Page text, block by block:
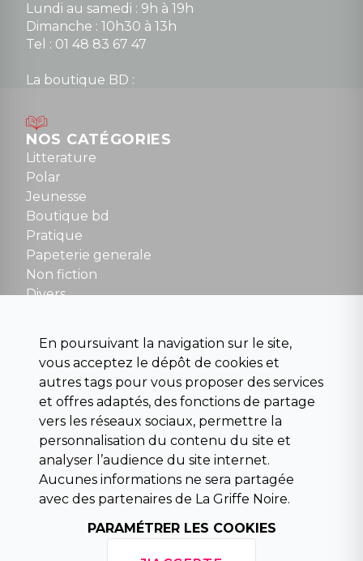
Lundi au samedi : 9h à 19h
Dimanche : 10h30 à 13h
Tel : 01 48 83 67 47
La boutique BD :
Mardi au samedi : 10h à 13h / 14h à 19h
Dimanche : 10h30 à 12h30
Tel : 01 48 89 13 88
Fermé le dimanche en Juillet et Août
NOUS CONTACTER
contact@la-griffe-noire.com
NOS CATÉGORIES
Litterature
Polar
Jeunesse
Boutique bd
Pratique
Papeterie generale
Non fiction
Divers
Para scolaire
Histoire
Pochoteque
Pleiade
INFORMATIONS
Droit de rétractation
Conditions générales de vente
Mentions légales
En poursuivant la navigation sur le site,
vous acceptez le dépôt de cookies et
autres tags pour vous proposer des services
et offres adaptés, des fonctions de partage
vers les réseaux sociaux, permettre la
personnalisation du contenu du site et
analyser l’audience du site internet.
Aucunes informations ne sera partagée
avec des partenaires de La Griffe Noire.
PARAMÉTRER LES COOKIES